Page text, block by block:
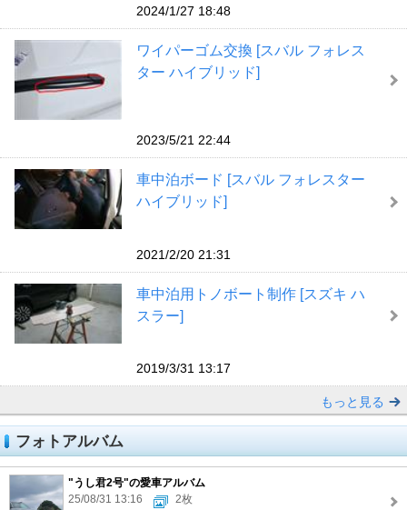
2024/1/27 18:48
ワイパーゴム交換 [スバル フォレス
ター ハイブリッド]
2023/5/21 22:44
車中泊ボード [スバル フォレスター
ハイブリッド]
2021/2/20 21:31
車中泊用トノボート制作 [スズキ ハ
スラー]
2019/3/31 13:17
もっと見る
フォトアルバム
"うし君2号"の愛車アルバム
25/08/31 13:16
2枚